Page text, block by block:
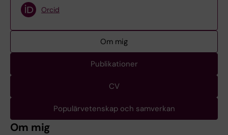
Orcid
Om mig
Publikationer
CV
Populärvetenskap och samverkan
Om mig